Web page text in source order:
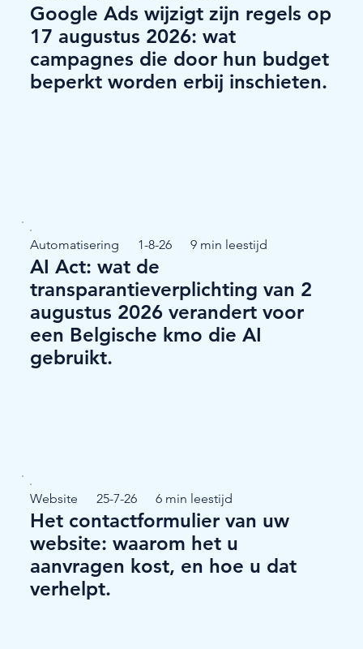
Google Ads wijzigt zijn regels op
17 augustus 2026: wat
campagnes die door hun budget
beperkt worden erbij inschieten.
Automatisering 1-8-26 9 min leestijd
AI Act: wat de
transparantieverplichting van 2
augustus 2026 verandert voor
een Belgische kmo die AI
gebruikt.
Website 25-7-26 6 min leestijd
Het contactformulier van uw
website: waarom het u
aanvragen kost, en hoe u dat
verhelpt.